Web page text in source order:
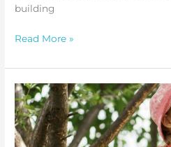
building
What
Center-
Based
Child
Care?
Read More »